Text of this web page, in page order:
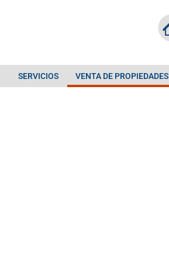
SERVICIOS VENTA DE PROPIEDADES